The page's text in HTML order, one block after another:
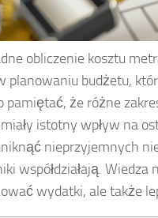
obliczenie kosztu
planowaniu budżetu,
pamiętać, że różne
istotny wpływ na
nieprzyjemnych
współdziałają.
wydatki, ale także